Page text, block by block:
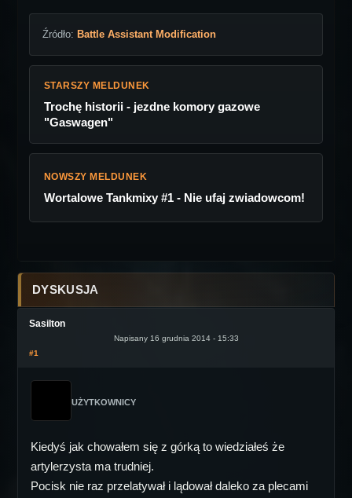
Źródło: Battle Assistant Modification
STARSZY MELDUNEK
Trochę historii - jezdne komory gazowe
"Gaswagen"
NOWSZY MELDUNEK
Wortalowe Tankmixy #1 - Nie ufaj zwiadowcom!
DYSKUSJA
Sasilton
Napisany 16 grudnia 2014 - 15:33
#1
UŻYTKOWNICY
Kiedyś jak chowałem się z górką to wiedziałeś że
artylerzysta ma trudniej.
Pocisk nie raz przelatywał i lądował daleko za plecami